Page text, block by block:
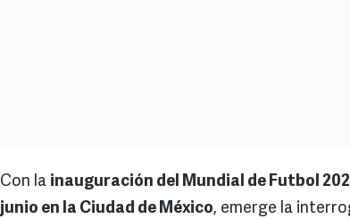
Con la inauguración del Mundial de Futbol
junio en la Ciudad de México, emerge la